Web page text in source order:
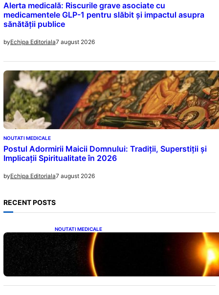
Alerta medicală: Riscurile grave asociate cu
medicamentele GLP-1 pentru slăbit și impactul asupra
sănătății publice
byEchipa Editoriala7 august 2026
NOUTATI MEDICALE
Postul Adormirii Maicii Domnului: Tradiții, Superstiții și
Implicații Spiritualitate în 2026
byEchipa Editoriala7 august 2026
RECENT POSTS
NOUTATI MEDICALE
Eclipsa de Soare din august 2026: Un
Spectacol Astronomic Pe Cerul României